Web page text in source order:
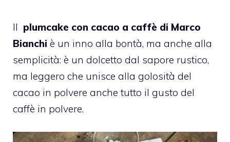
Il plumcake con cacao a caffè di Marco
Bianchi è un inno alla bontà, ma anche alla
semplicità: è un dolcetto dal sapore rustico,
ma leggero che unisce alla golosità del
cacao in polvere anche tutto il gusto del
caffè in polvere.